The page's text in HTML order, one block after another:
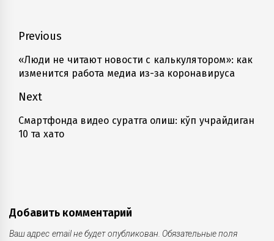
Навигация
по
записям
Previous
Previous
post:
«Люди не читают новости с калькулятором»: как
изменится работа медиа из-за коронавируса
Next
Next
post:
Смартфонда видео суратга олиш: кўп учрайдиган
10 та хато
Добавить комментарий
Ваш адрес email не будет опубликован. Обязательные поля